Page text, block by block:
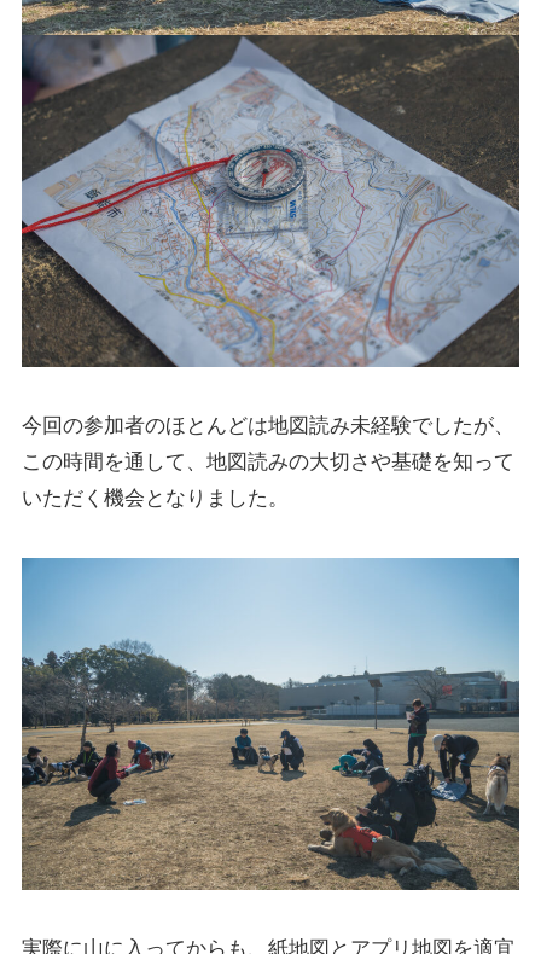
今回の参加者のほとんどは地図読み未経験でしたが、
この時間を通して、地図読みの大切さや基礎を知って
いただく機会となりました。
実際に山に入ってからも、紙地図とアプリ地図を適宜